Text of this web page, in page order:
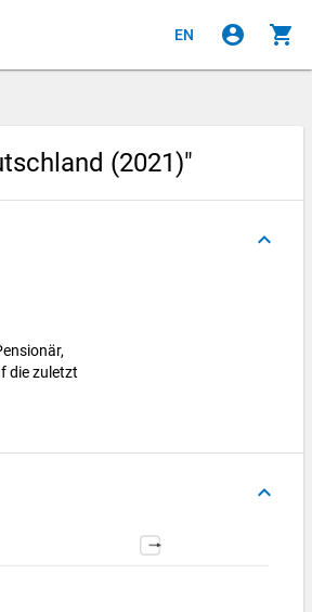
EN account_circle shopping_cart
(2021)"
keyboard_arrow_up
die zuletzt
keyboard_arrow_up